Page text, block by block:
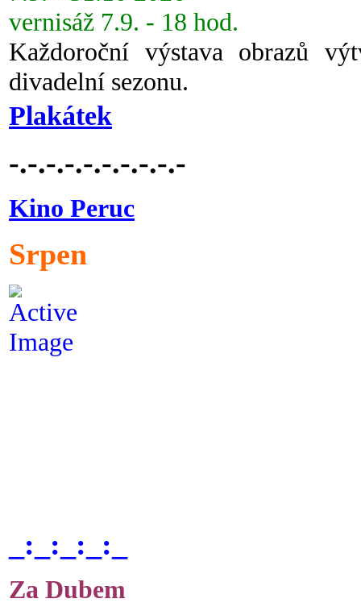
vernisáž 7.9. - 18 hod.
Každoroční výstava obrazů
divadelní sezonu.
Plakátek
-.-.-.-.-.-.-.-.-.-
Kino Peruc
Srpen
_:_:_:_:_
Za Dubem